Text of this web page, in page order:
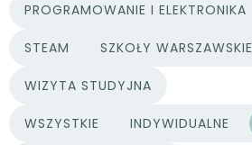
PROGRAMOWANIE I ELEKTRONIKA
STEAM SZKOŁY WARSZAWSKIE
WIZYTA STUDYJNA
WSZYSTKIE
TYPY PROJEKTÓW
INDYWIDUALNE